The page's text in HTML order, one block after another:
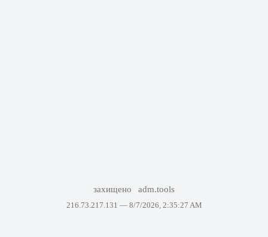
захищено adm.tools
216.73.217.131 — 8/7/2026, 2:35:27 AM